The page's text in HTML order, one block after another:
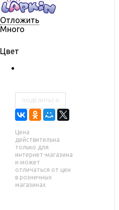
Отложить
Много
Цвет
ПОДЕЛИТЬСЯ
Цена
действительна
только для
интернет-магазина
и может
отличаться от цен
в розничных
магазинах